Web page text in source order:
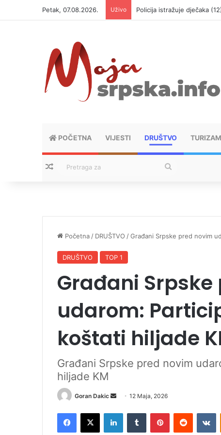
Petak, 07.08.2026. Uživo Policija istražuje dječaka
POČETNA VIJESTI DRUŠTVO TURIZAM
Nasumični tekstovi
Početna / DRUŠTVO /Građani Srpske pred novim
DRUŠTVO TOP 1
Građani
udarom:
koštati hiljade
Građani Srpske pred novim
hiljade KM
Goran Dakic
d
12 Maja, 2026